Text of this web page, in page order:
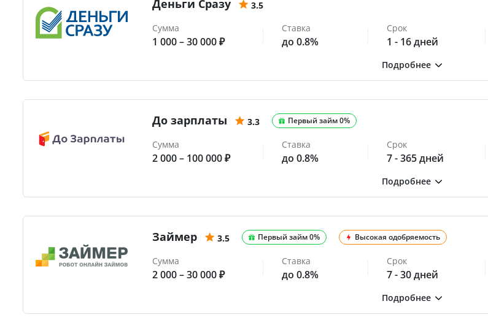
Деньги Сразу
3.5
Сумма
1 000 – 30 000 ₽
Ставка
до 0.8%
Срок
1 - 16 дней
До зарплаты 3.3 Первый займ 0%
Сумма
2 000 – 100 000 ₽
Ставка
до 0.8%
Срок
7 - 365 дней
Займер 3.5 Первый займ 0% Высокая одобряемость
Сумма
2 000 – 30 000 ₽
Ставка
до 0.8%
Срок
7 - 30 дней